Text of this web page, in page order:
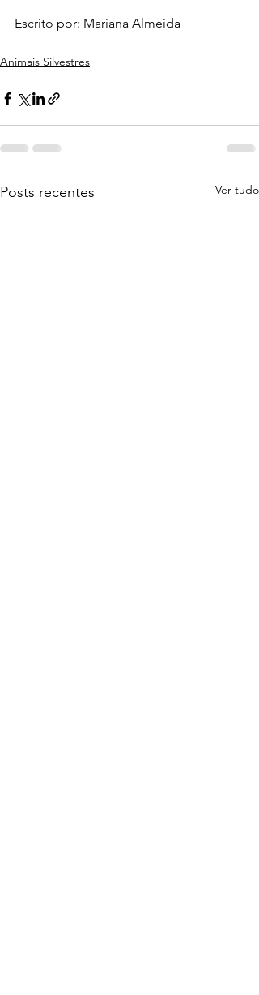
Escrito por: Mariana Almeida
Animais Silvestres
Posts recentes Ver tudo